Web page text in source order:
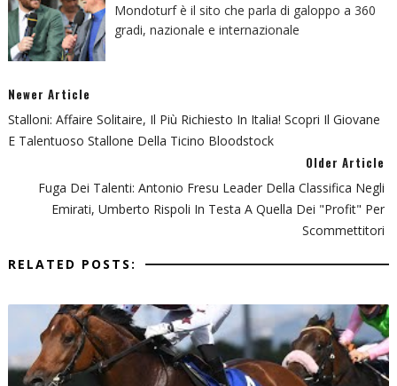
Mondoturf è il sito che parla di galoppo a 360
gradi, nazionale e internazionale
Newer Article
Stalloni: Affaire Solitaire, Il Più Richiesto In Italia! Scopri Il Giovane
E Talentuoso Stallone Della Ticino Bloodstock
Older Article
Fuga Dei Talenti: Antonio Fresu Leader Della Classifica Negli
Emirati, Umberto Rispoli In Testa A Quella Dei "profit" Per
Scommettitori
RELATED POSTS: